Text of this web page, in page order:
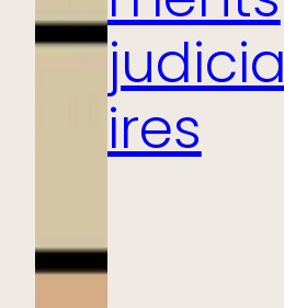
judicia
ires